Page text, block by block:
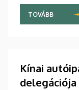
TOVÁBB
Kínai